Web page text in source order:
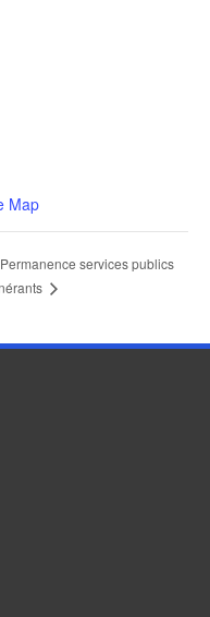
Map
Permanence services publics